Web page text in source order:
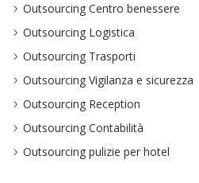
Outsourcing Centro benessere
Outsourcing Logistica
Outsourcing Trasporti
Outsourcing Vigilanza e sicurezza
Outsourcing Reception
Outsourcing Contabilità
Outsourcing pulizie per hotel